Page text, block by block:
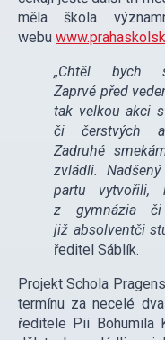
měla škola
webu
„Chtěl bych
Zaprvé před
tak velkou akci
či čerstvých
Zadruhé
zvládli.
partu vytvořili,
z gymnázia
již absolventči
ředitel Sáblík.
Projekt Schola
termínu za necelé
ředitele Pii Bohumila